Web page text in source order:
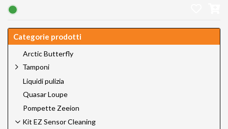
Categorie prodotti
Arctic Butterfly
Tamponi
Liquidi pulizia
Quasar Loupe
Pompette Zeeion
Kit EZ Sensor Cleaning